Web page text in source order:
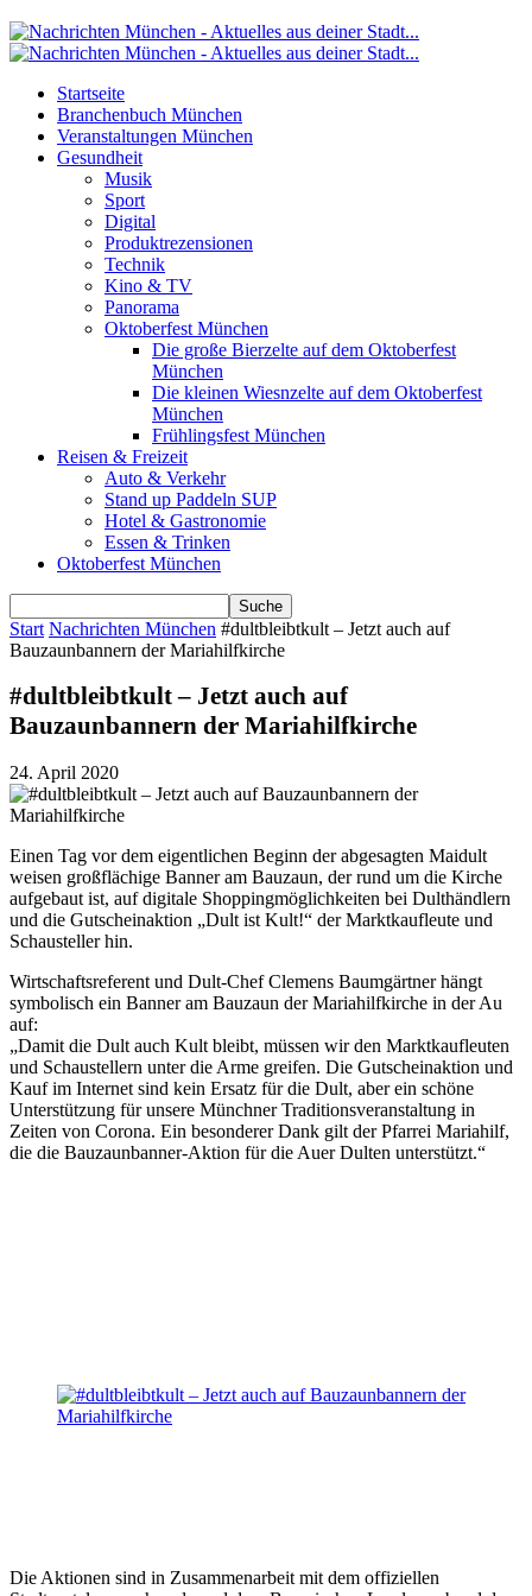
Startseite
Branchenbuch München
Veranstaltungen München
Gesundheit
Musik
Sport
Digital
Produktrezensionen
Technik
Kino & TV
Panorama
Oktoberfest München
Die große Bierzelte auf dem Oktoberfest
München
Die kleinen Wiesnzelte auf dem Oktoberfest
München
Frühlingsfest München
Reisen & Freizeit
Auto & Verkehr
Stand up Paddeln SUP
Hotel & Gastronomie
Essen & Trinken
Oktoberfest München
Start Nachrichten München #dultbleibtkult – Jetzt auch auf
Bauzaunbannern der Mariahilfkirche
#dultbleibtkult – Jetzt auch auf
Bauzaunbannern der Mariahilfkirche
24. April 2020
Einen Tag vor dem eigentlichen Beginn der abgesagten Maidult
weisen großflächige Banner am Bauzaun, der rund um die Kirche
aufgebaut ist, auf digitale Shoppingmöglichkeiten bei Dulthändlern
und die Gutscheinaktion „Dult ist Kult!“ der Marktkaufleute und
Schausteller hin.
Wirtschaftsreferent und Dult-Chef Clemens Baumgärtner hängt
symbolisch ein Banner am Bauzaun der Mariahilfkirche in der Au
auf:
„Damit die Dult auch Kult bleibt, müssen wir den Marktkaufleuten
und Schaustellern unter die Arme greifen. Die Gutscheinaktion und
Kauf im Internet sind kein Ersatz für die Dult, aber ein schöne
Unterstützung für unsere Münchner Traditionsveranstaltung in
Zeiten von Corona. Ein besonderer Dank gilt der Pfarrei Mariahilf,
die die Bauzaunbanner-Aktion für die Auer Dulten unterstützt.“
Die Aktionen sind in Zusammenarbeit mit dem offiziellen